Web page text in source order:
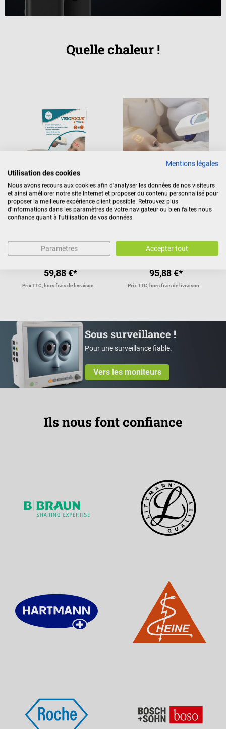
Quelle chaleur !
Tecnimed
Thermomètre infrarouge
Visiofocus Mini
59,88 €*
Prix TTC, hors frais de livraison
Tecnimed
Thermomètre infrarouge
95,88 €*
Prix TTC, hors frais de livraison
Sous surveillance !
Pour une surveillance fiable.
Vers les moniteurs
Ils nous font confiance
Mentions légales
Utilisation des cookies
Nous avons recours aux cookies afin d'analyser les données de nos visiteurs
et ainsi améliorer notre site Internet et proposer du contenu personnalisé pour
proposer la meilleure expérience client possible. Retrouvez plus
d'informations dans les paramètres de votre navigateur ou bien faites nous
confiance quant à l'utilisation de vos données.
Paramètres Accepter tout